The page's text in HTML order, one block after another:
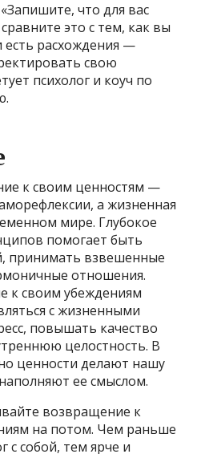
что для вас
это с тем, как вы
есть расхождения —
свою
психолог и коуч по
к своим ценностям —
а жизненная
мире. Глубокое
помогает быть
принимать взвешенные
отношения.
к своим убеждениям
с жизненными
повышать качество
целостность. В
ценности делают нашу
ее смыслом.
возвращение к
на потом. Чем раньше
с собой, тем ярче и